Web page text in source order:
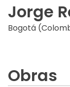
Jorge
Bogotá
Obras